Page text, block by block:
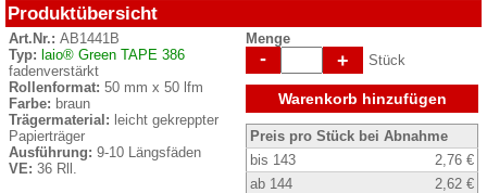
Produktübersicht
Art.Nr.: AB1441B
Typ: laio® Green TAPE 386
fadenverstärkt
Rollenformat: 50 mm x 50 lfm
Farbe: braun
Trägermaterial: leicht gekreppter
Papierträger
Ausführung: 9-10 Längsfäden
VE: 36 Rll.
Menge
- + Stück
Warenkorb hinzufügen
Preis pro Stück bei Abnahme
bis 143
2,76 €
ab 144
2,62 €